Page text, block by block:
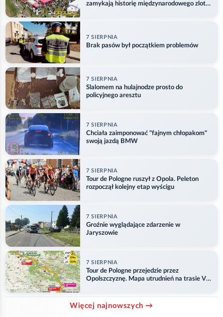
zamykają historię międzynarodowego zlotu
7 SIERPNIA
Brak pasów był początkiem problemów
7 SIERPNIA
Slalomem na hulajnodze prosto do
policyjnego aresztu
7 SIERPNIA
Chciała zaimponować "fajnym chłopakom"
swoją jazdą BMW
7 SIERPNIA
Tour de Pologne ruszył z Opola. Peleton
rozpoczął kolejny etap wyścigu
7 SIERPNIA
Groźnie wyglądające zdarzenie w
Jaryszowie
7 SIERPNIA
Tour de Pologne przejedzie przez
Opolszczyznę. Mapa utrudnień na trasie V
Więcej najnowszych →